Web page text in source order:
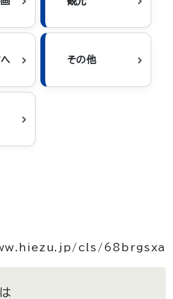
その他
cls/68brgsxa